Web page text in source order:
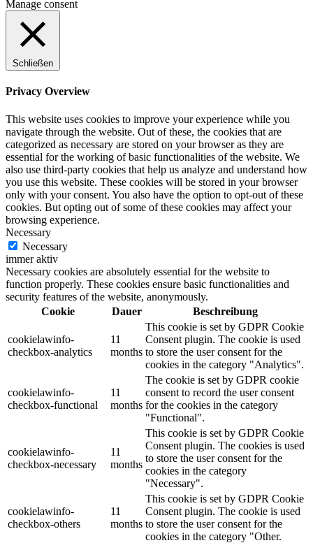
Manage consent
Schließen
Privacy Overview
This website uses cookies to improve your experience while you
navigate through the website. Out of these, the cookies that are
categorized as necessary are stored on your browser as they are
essential for the working of basic functionalities of the website. We
also use third-party cookies that help us analyze and understand how
you use this website. These cookies will be stored in your browser
only with your consent. You also have the option to opt-out of these
cookies. But opting out of some of these cookies may affect your
browsing experience.
Necessary
Necessary
immer aktiv
Necessary cookies are absolutely essential for the website to
function properly. These cookies ensure basic functionalities and
security features of the website, anonymously.
Cookie
Dauer Beschreibung
cookielawinfo-
checkbox-analytics
11
months
This cookie is set by GDPR Cookie
Consent plugin. The cookie is used
to store the user consent for the
cookies in the category "Analytics".
cookielawinfo-
checkbox-functional
11
months
The cookie is set by GDPR cookie
consent to record the user consent
for the cookies in the category
"Functional".
cookielawinfo-
checkbox-necessary
11
months
This cookie is set by GDPR Cookie
Consent plugin. The cookies is used
to store the user consent for the
cookies in the category
"Necessary".
cookielawinfo-
checkbox-others
11
months
This cookie is set by GDPR Cookie
Consent plugin. The cookie is used
to store the user consent for the
cookies in the category "Other.